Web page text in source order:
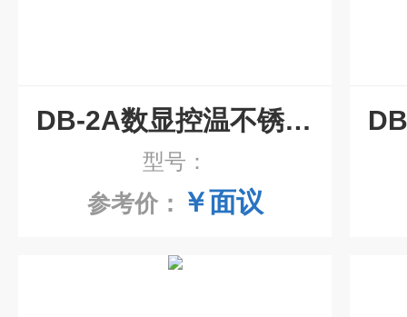
DB-2A数显控温不锈钢电热板
型号：
参考价： ￥面议